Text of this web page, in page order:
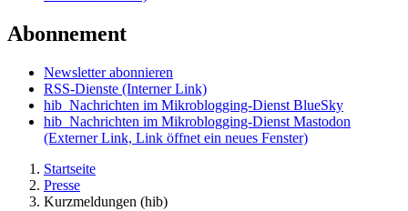
Abonnement
Newsletter abonnieren
RSS-Dienste (Interner Link)
hib_Nachrichten im Mikroblogging-Dienst BlueSky
hib_Nachrichten im Mikroblogging-Dienst Mastodon
(Externer Link, Link öffnet ein neues Fenster)
Startseite
Presse
Kurzmeldungen (hib)